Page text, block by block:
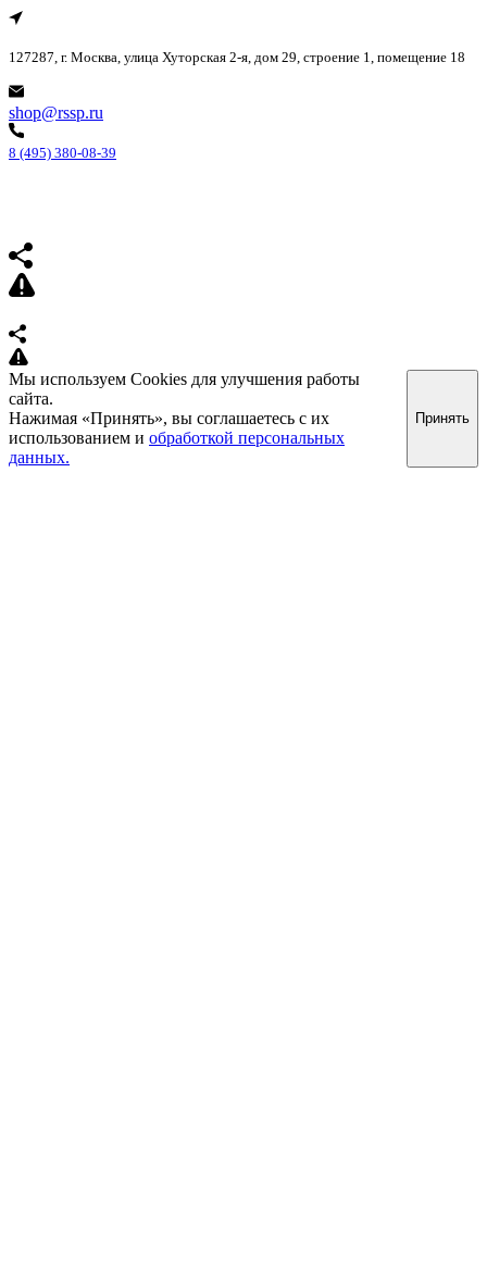
127287, г. Москва, улица Хуторская 2-я, дом 29, строение 1, помещение 18
shop@rssp.ru
8 (495) 380-08-39
Мы используем Cookies для улучшения работы
сайта.
Нажимая «Принять», вы соглашаетесь с их
использованием и обработкой персональных
данных.
Принять